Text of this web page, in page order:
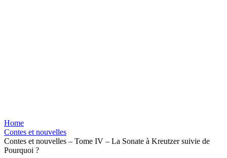
Home
Contes et nouvelles
Contes et nouvelles – Tome IV – La Sonate à Kreutzer suivie de
Pourquoi ?